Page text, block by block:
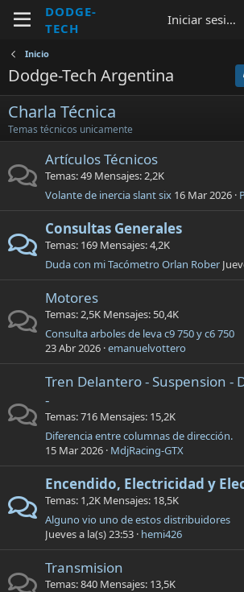
DODGE-
TECH
Iniciar sesión
Inicio
Dodge-Tech Argentina
Charla Técnica
Temas técnicos unicamente
Artículos Técnicos
Temas 49 Mensajes 2,2K
Volante de inercia slant six 16 Mar 2026
Consultas Generales
Temas 169 Mensajes 4,2K
Duda con mi Tacómetro Orlan Rober
Motores
Temas 2,5K Mensajes 50,4K
Consulta arboles de leva c9 750 y c6 750
23 Abr 2026 emanuelvottero
Tren Delantero - Suspension -
-
Temas 716 Mensajes 15,2K
Diferencia entre columnas de dirección.
15 Mar 2026 MdjRacing-GTX
Encendido, Electricidad y
Temas 1,2K Mensajes 18,5K
Alguno vio uno de estos distribuidores
Jueves a la(s) 23:53 hemi426
Transmision
Temas 840 Mensajes 13,5K